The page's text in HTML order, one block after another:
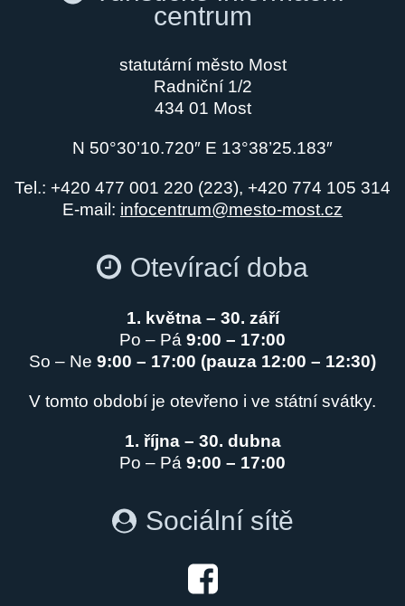
centrum
statutární město Most
Radniční 1/2
434 01 Most
N 50°30’10.720″ E 13°38’25.183″
Tel.: +420 477 001 220 (223), +420 774 105 314
E-mail: infocentrum@mesto-most.cz
Otevírací doba
1. května – 30. září
Po – Pá 9:00 – 17:00
So – Ne 9:00 – 17:00 (pauza 12:00 – 12:30)
V tomto období je otevřeno i ve státní svátky.
1. října – 30. dubna
Po – Pá 9:00 – 17:00
Sociální sítě